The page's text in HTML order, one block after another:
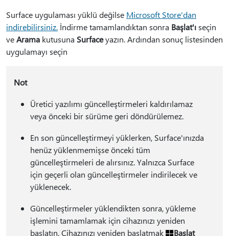
Surface uygulaması yüklü değilse Microsoft Store'dan
indirebilirsiniz. İndirme tamamlandıktan sonra Başlat'ıseçin
veArama kutusuna Surfaceyazın. Ardından sonuç listesinden
uygulamayı seçin
Not
Üretici yazılımı güncelleştirmeleri kaldırılamaz
veya önceki bir sürüme geri döndürülemez.
En son güncelleştirmeyi yüklerken, Surface'ınızda
henüz yüklenmemişse önceki tüm
güncelleştirmeleri de alırsınız. Yalnızca Surface
için geçerli olan güncelleştirmeler indirilecek ve
yüklenecek.
Güncelleştirmeler yüklendikten sonra, yükleme
işlemini tamamlamak için cihazınızı yeniden
başlatın. Cihazınızı yeniden başlatmak
Başlat